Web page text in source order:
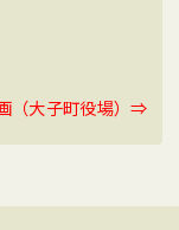
（大子町役場）⇒